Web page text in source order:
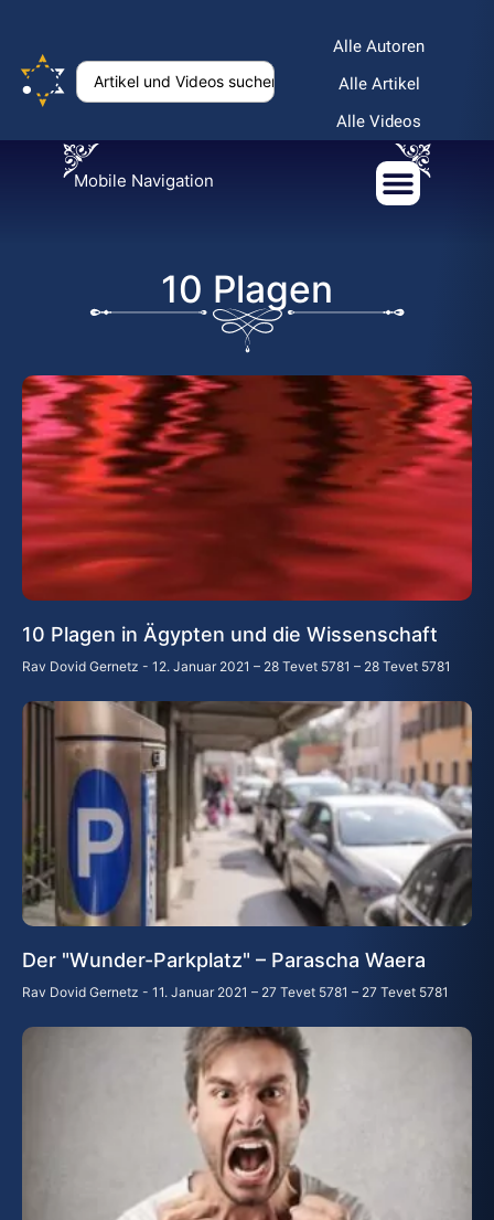
Alle Autoren
Alle Artikel
Alle Videos
Mobile Navigation
10 Plagen
10 Plagen in Ägypten und die Wissenschaft
Rav Dovid Gernetz 12. Januar 2021 – 28 Tevet 5781 – 28 Tevet 5781
Der "Wunder-Parkplatz" – Parascha Waera
Rav Dovid Gernetz 11. Januar 2021 – 27 Tevet 5781 – 27 Tevet 5781